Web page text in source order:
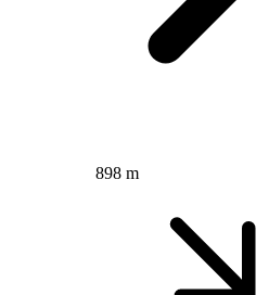
898 m